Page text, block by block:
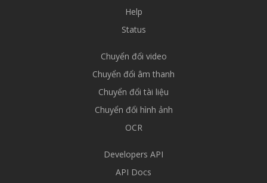
Help
Status
Chuyển đổi video
Chuyển đổi âm thanh
Chuyển đổi tài liệu
Chuyển đổi hình ảnh
OCR
Developers API
API Docs